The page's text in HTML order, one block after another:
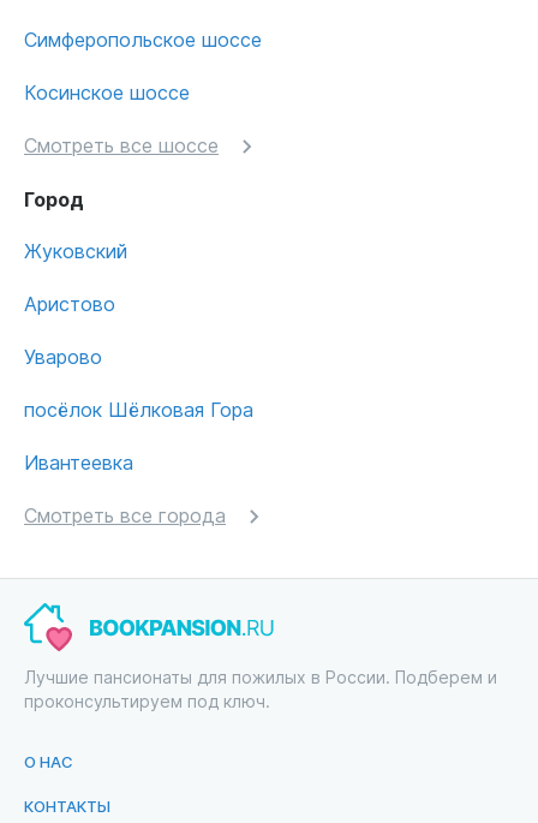
Симферопольское шоссе
Косинское шоссе
Смотреть все шоссе
Город
Жуковский
Аристово
Уварово
посёлок Шёлковая Гора
Ивантеевка
Смотреть все города
Лучшие пансионаты для пожилых в России. Подберем и
проконсультируем под ключ.
О НАС
КОНТАКТЫ